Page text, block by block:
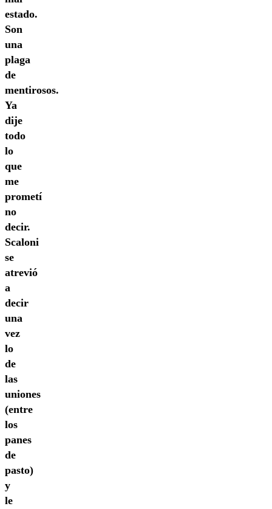
estado.
Son
una
plaga
de
mentirosos.
Ya
dije
todo
lo
que
me
prometí
no
decir.
Scaloni
se
atrevió
a
decir
una
vez
lo
de
las
uniones
(entre
los
panes
de
pasto)
y
le